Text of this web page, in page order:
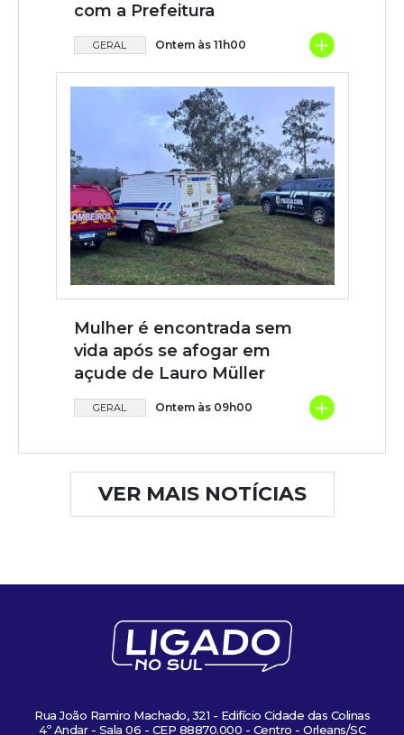
com a Prefeitura
GERAL Ontem às 11h00 +
Mulher é encontrada sem
vida após se afogar em
açude de Lauro Müller
GERAL Ontem às 09h00 +
VER MAIS NOTÍCIAS
Rua João Ramiro Machado, 321 - Edifício Cidade das Colinas
4º Andar - Sala 06 - CEP 88870.000 - Centro - Orleans/SC